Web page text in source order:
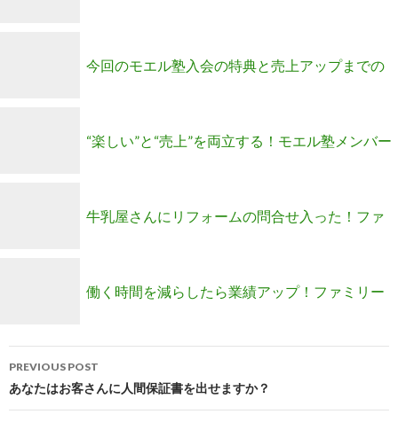
るファミリーメンバー募集！
今回のモエル塾入会の特典と売上アップまでの
流れとは？
“楽しい”と“売上”を両立する！モエル塾メンバー
募集開始です！ ！
牛乳屋さんにリフォームの問合せ入った！ファ
ミリーメンバー募集のご案内
働く時間を減らしたら業績アップ！ファミリー
Post
navigation
PREVIOUS POST
あなたはお客さんに人間保証書を出せますか？